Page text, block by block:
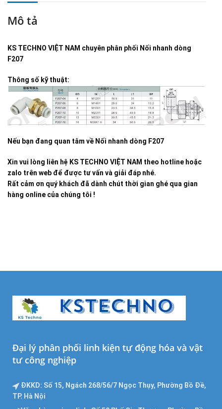
Mô tả
KS TECHNO VIỆT NAM chuyên phân phối Nối nhanh dòng
F207
Thông số kỹ thuật:
Nếu bạn đang quan tâm về Nối nhanh dòng F207
Xin vui lòng liên hệ KS TECHNO VIỆT NAM theo hotline hoặc
zalo trên web để được tư vấn và giải đáp nhé.
Rất cảm ơn quý khách đã dành chút thời gian ghé qua gian
hàng online của chúng tôi !
Đại lý phân phối linh kiện tự động hóa và vật
tư công nghiệp
ĐKKD: Số 15, Ngách 268/56/7 Ngọc Thụy, Phường Bồ Đề,
TP. Hà Nội